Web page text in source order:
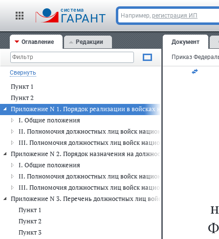
cистема
ГАРАНТ Например, регистрация ИП
Оглавление Редакции
Свернуть
Пункт 1
Пункт 2
Приложение N 1. Порядок реализации в войсках национальной
I. Общие положения
II. Полномочия должностных лиц войск национальной гвардии
III. Полномочия должностных лиц войск национальной гвардии
Приложение N 2. Порядок назначения на должности рядового
I. Общие положения
II. Полномочия должностных лиц войск национальной гвардии по
III. Полномочия должностных лиц войск национальной гвардии
Приложение N 3. Перечень должностных лиц войск национальной
Пункт 1
Пункт 2
Пункт 3
Документ